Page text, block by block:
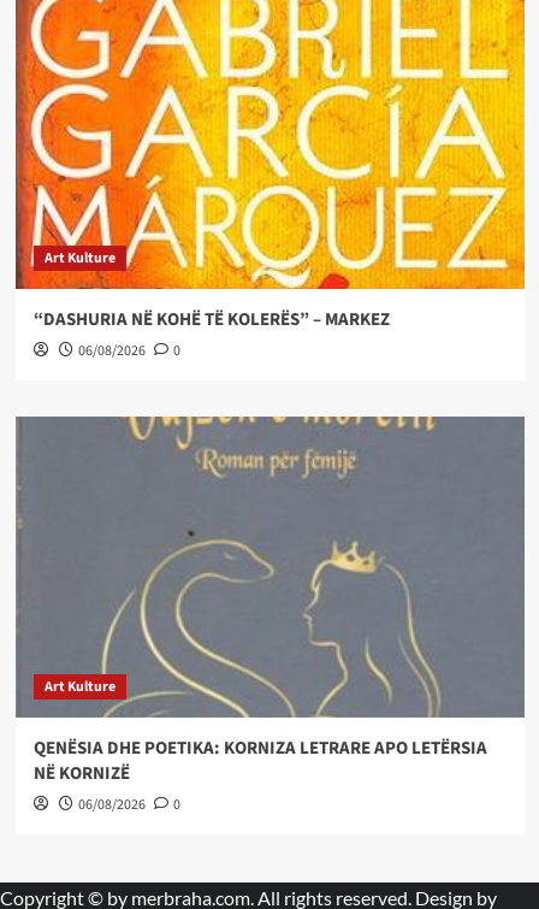
Art Kulture
“DASHURIA NË KOHË TË KOLERËS” – MARKEZ
06/08/2026 0
Art Kulture
QENËSIA DHE POETIKA: KORNIZA LETRARE APO LETËRSIA
NË KORNIZË
06/08/2026 0
Copyright © by merbraha.com . All rights reserved. Design by